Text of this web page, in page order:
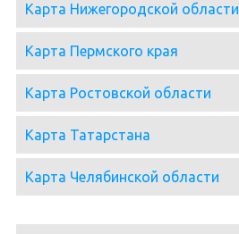
Карта Нижегородской области
Карта Пермского края
Карта Ростовской области
Карта Татарстана
Карта Челябинской области